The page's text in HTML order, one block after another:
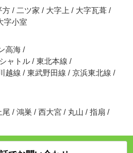
方 / 二ツ家 / 大字上 / 大字瓦葺 /
字小室
高海 /
ャトル / 東北本線 /
越線 / 東武野田線 / 京浜東北線 /
尾 / 鴻巣 / 西大宮 / 丸山 / 指扇 /